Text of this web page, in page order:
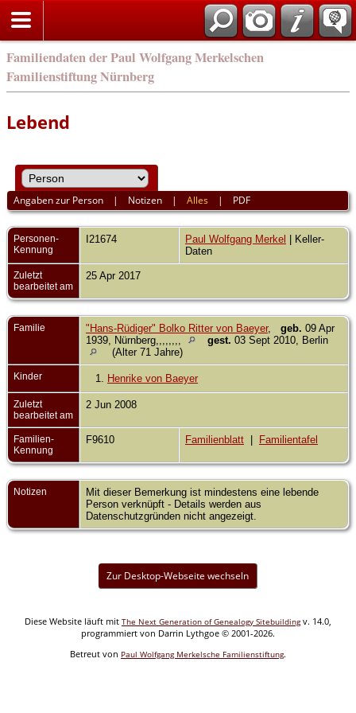
Familiendaten der Paul Wolfgang Merkelschen
Familienstiftung Nürnberg
Lebend
Angaben zur Person | Notizen |Alles | PDF
Personen-
Kennung
I21674 Paul Wolfgang Merkel
| Keller-
Daten
Zuletzt
bearbeitet am
25 Apr 2017
Familie "Hans-Rüdiger" Bolko Ritter von Baeyer, geb. 09 Apr
1939, Nürnberg,,,,,,,,
gest. 03 Sept 2010, Berlin
(Alter 71 Jahre)
Kinder 1. Henrike von Baeyer
Zuletzt
bearbeitet am
2 Jun 2008
Familien-
Kennung
F9610 Familienblatt Familientafel
Notizen
Mit dieser Bemerkung ist mindestens eine lebende
Person verknüpft - Details werden aus
Datenschutzgründen nicht angezeigt.
Zur Desktop-Webseite wechseln
Diese Website läuft mit The Next Generation of Genealogy Sitebuildingv. 14.0,
programmiert von Darrin Lythgoe © 2001-2026.
Betreut von Paul Wolfgang Merkelsche Familienstiftung.